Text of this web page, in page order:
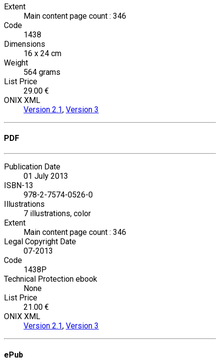
Extent
Main content page count : 346
Code
1438
Dimensions
16 x 24 cm
Weight
564 grams
List Price
29.00 €
ONIX XML
Version 2.1, Version 3
PDF
Publication Date
01 July 2013
ISBN-13
978-2-7574-0526-0
Illustrations
7 illustrations, color
Extent
Main content page count : 346
Legal Copyright Date
07-2013
Code
1438P
Technical Protection ebook
None
List Price
21.00 €
ONIX XML
Version 2.1, Version 3
ePub